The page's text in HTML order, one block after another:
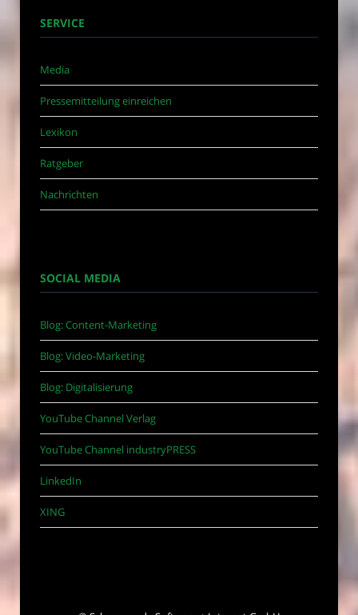
SERVICE
Media
Pressemitteilung einreichen
Lexikon
Ratgeber
Nachrichten
SOCIAL MEDIA
Blog: Content-Marketing
Blog: Video-Marketing
Blog: Digitalisierung
YouTube Channel Verlag
YouTube Channel industryPRESS
LinkedIn
XING